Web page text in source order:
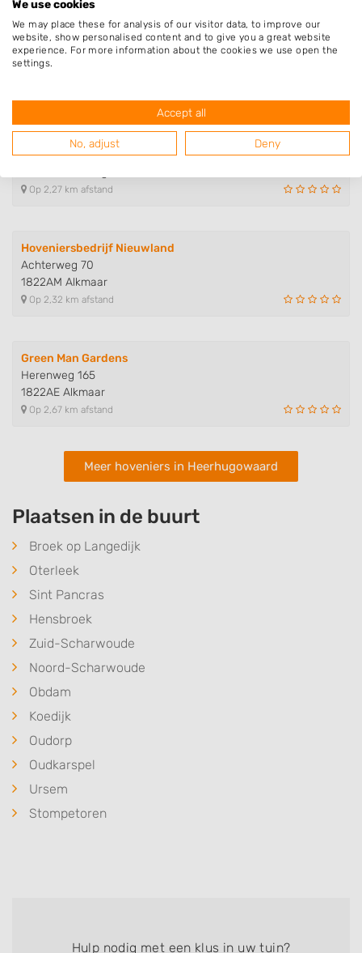
Hoveniersbedrijf Joep Gunneweg
Achtergeest 4
1822DC Alkmaar
De Noord-Hollandse Tuinman
Stellingmolen 56
Op 2,27 km afstand
Hoveniersbedrijf Nieuwland
Achterweg 70
1822AM Alkmaar
Op 2,32 km afstand
Green Man Gardens
Herenweg 165
1822AE Alkmaar
Op 2,67 km afstand
Meer hoveniers in Heerhugowaard
Plaatsen in de buurt
Broek op Langedijk
Oterleek
Sint Pancras
Hensbroek
Zuid-Scharwoude
Noord-Scharwoude
Obdam
Koedijk
Oudorp
Oudkarspel
Ursem
Stompetoren
Hulp nodig met een klus in uw tuin?
We use cookies
We may place these for analysis of our visitor data, to improve our
website, show personalised content and to give you a great website
experience. For more information about the cookies we use open the
settings.
Accept all
No, adjust Deny